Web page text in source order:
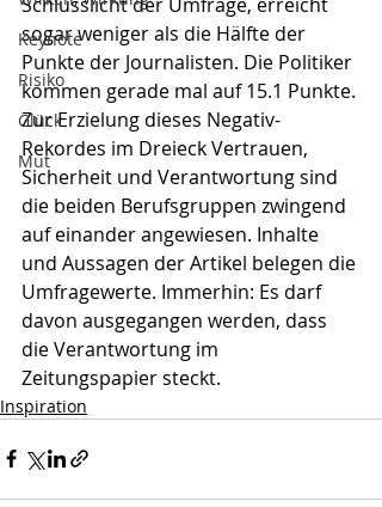
Keynote
Risiko
Glück
Mut
sogar weniger als die Hälfte der
Punkte der Journalisten. Die Politiker
kommen gerade mal auf 15.1 Punkte.
Zur Erzielung dieses Negativ-
Rekordes im Dreieck Vertrauen,
Sicherheit und Verantwortung sind
die beiden Berufsgruppen zwingend
auf einander angewiesen. Inhalte
und Aussagen der Artikel belegen die
Umfragewerte. Immerhin: Es darf
davon ausgegangen werden, dass
die Verantwortung im
Zeitungspapier steckt.
Inspiration